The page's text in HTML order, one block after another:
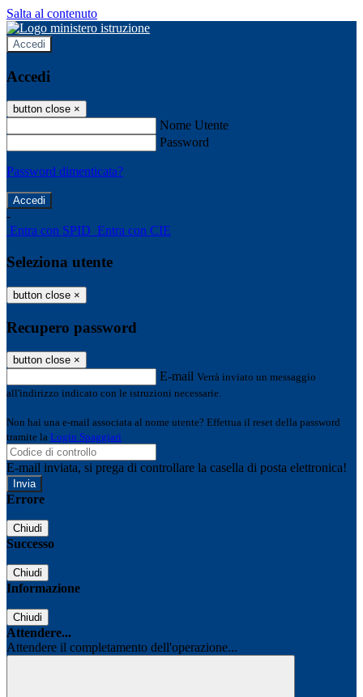
Salta al contenuto
Accedi
Accedi
button close ×
Nome Utente
Password
Password dimenticata?
-
Entra con SPID Entra con CIE
Seleziona utente
button close ×
Recupero password
button close ×
E-mail Verrà inviato un messaggio
all'indirizzo indicato con le istruzioni necessarie.
Non hai una e-mail associata al nome utente? Effettua il reset della password
tramite la Login Spaggiari
E-mail inviata, si prega di controllare la casella di posta elettronica!
Errore
Chiudi
Successo
Chiudi
Informazione
Chiudi
Attendere...
Attendere il completamento dell'operazione...